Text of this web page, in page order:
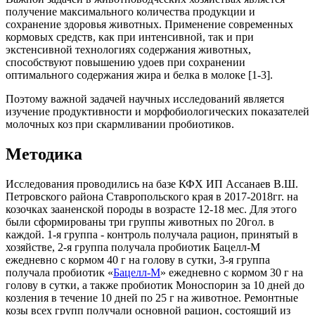
получение максимального количества продукции и
сохранение здоровья животных. Применение современных
кормовых средств, как при интенсивной, так и при
экстенсивной технологиях содержания животных,
способствуют повышению удоев при сохранении
оптимального содержания жира и белка в молоке [1-3].
Поэтому важной задачей научных исследований является
изучение продуктивности и морфобиологических показателей
молочных коз при скармливании пробиотиков.
Методика
Исследования проводились на базе КФХ ИП Ассанаев В.Ш.
Петровского района Ставропольского края в 2017-2018гг. на
козочках зааненской породы в возрасте 12-18 мес. Для этого
были сформированы три группы животных по 20гол. в
каждой. 1-я группа - контроль получала рацион, принятый в
хозяйстве, 2-я группа получала пробиотик Бацелл-М
ежедневно с кормом 40 г на голову в сутки, 3-я группа
получала пробиотик «Бацелл-М» ежедневно с кормом 30 г на
голову в сутки, а также пробиотик Моноспорин за 10 дней до
козления в течение 10 дней по 25 г на животное. Ремонтные
козы всех групп получали основной рацион, состоящий из